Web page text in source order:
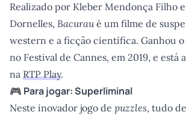
Realizado por Kleber Mendonça Filho
Dornelles, Bacuraué um filme de
western e a ficção científica. Ganhou
no Festival de Cannes, em 2019, e está
na RTP Play.
🎮 Para jogar: Superliminal
Neste inovador jogo de puzzles, tudo